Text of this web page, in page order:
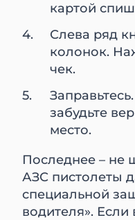
картой
Слева ряд
колонок.
чек.
забудьте
место.
Последнее – не
АЗС пистолеты
специальной
водителя». Если